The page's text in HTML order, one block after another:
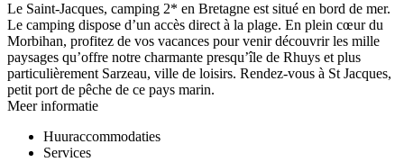
Le Saint-Jacques, camping 2* en Bretagne est situé en bord de mer.
Le camping dispose d’un accès direct à la plage. En plein cœur du
Morbihan, profitez de vos vacances pour venir découvrir les mille
paysages qu’offre notre charmante presqu’île de Rhuys et plus
particulièrement Sarzeau, ville de loisirs. Rendez-vous à St Jacques,
petit port de pêche de ce pays marin.
Meer informatie
Huuraccommodaties
Services